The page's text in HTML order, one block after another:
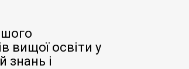
вищої освіти у
знань і